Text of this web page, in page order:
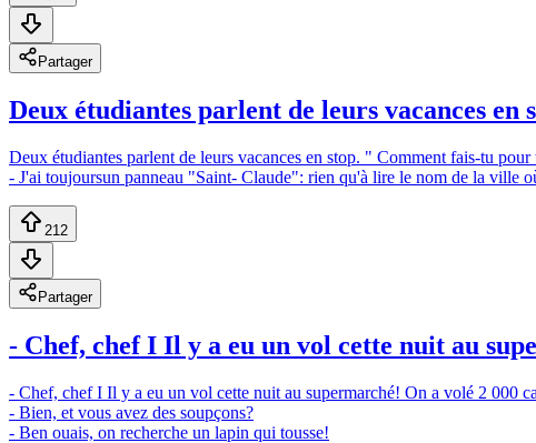
Partager
Deux étudiantes parlent de leurs vacances
Deux étudiantes parlent de leurs vacances en stop. " Comment fais-tu
- J'ai toujoursun panneau "Saint- Claude": rien qu'à lire le nom de la ville
212
Partager
- Chef, chef I Il y a eu un vol cette nuit au
- Chef, chef I Il y a eu un vol cette nuit au supermarché! On a volé 2 000
- Bien, et vous avez des soupçons?
- Ben ouais, on recherche un lapin qui tousse!